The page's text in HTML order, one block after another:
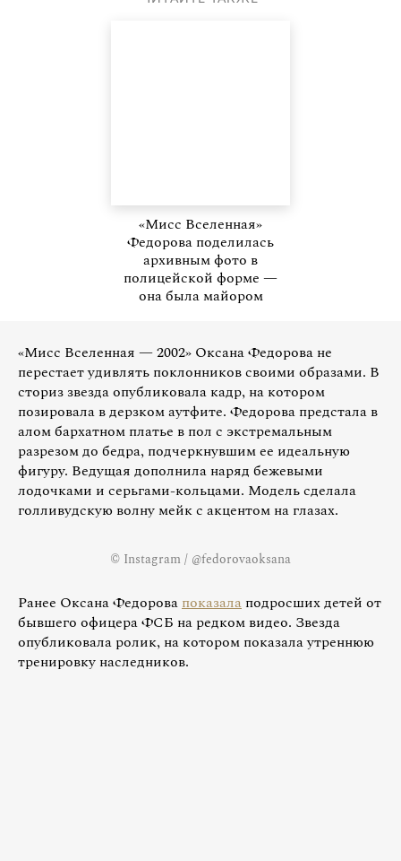
«Мисс Вселенная»
Федорова поделилась
архивным фото в
полицейской форме —
она была майором
«Мисс Вселенная — 2002» Оксана Федорова не
перестает удивлять поклонников своими образами. В
сториз звезда опубликовала кадр, на котором
позировала в дерзком аутфите. Федорова предстала в
алом бархатном платье в пол с экстремальным
разрезом до бедра, подчеркнувшим ее идеальную
фигуру. Ведущая дополнила наряд бежевыми
лодочками и серьгами-кольцами. Модель сделала
голливудскую волну мейк с акцентом на глазах.
© Instagram / @fedorovaoksana
Ранее Оксана Федорова показала подросших детей от
бывшего офицера ФСБ на редком видео. Звезда
опубликовала ролик, на котором показала утреннюю
тренировку наследников.